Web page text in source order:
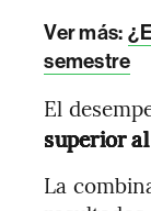
Ver más:
semestre
El
superior
La